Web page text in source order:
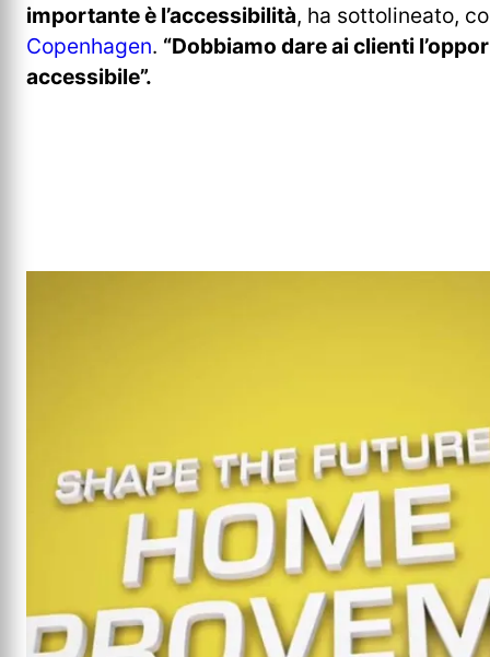
importante è l’accessibilità, ha sottolineato,
Copenhagen. “Dobbiamo dare ai clienti
accessibile”.